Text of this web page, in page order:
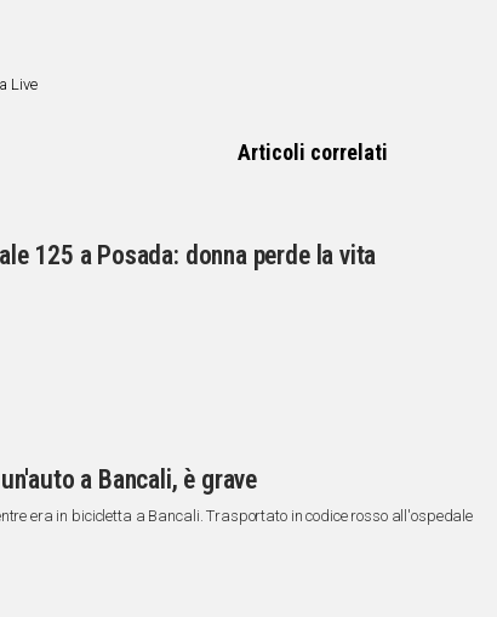
Live
Articoli correlati
125 a Posada: donna perde la vita
a Bancali, è grave
era in bicicletta a Bancali. Trasportato in codice rosso all'ospedale